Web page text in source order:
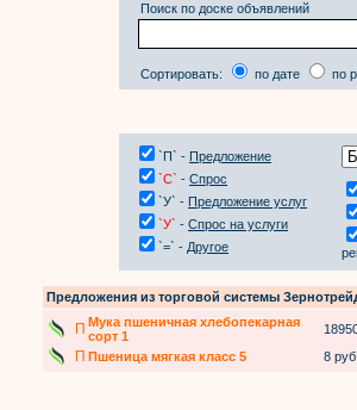
Поиск по доске объявлений
Сортировать: по дате по
`П` - Предложение
`С` - Спрос
`У` - Предложение услуг
`У` - Спрос на услуги
`=` - Другое
Предложения из торговой системы
П Мука пшеничная хлебопекарная
сорт 1
П Пшеница мягкая класс 5 8